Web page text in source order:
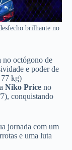
brilhante no
no octógono de
e poder de
77 kg)
Niko Price no
conquistando
jornada com um
e uma luta